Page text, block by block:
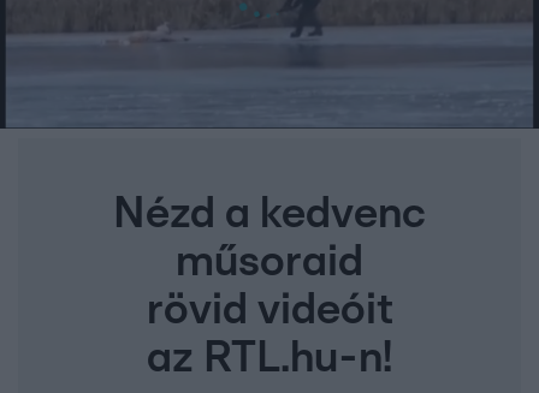
Nézd a kedvenc
műsoraid
rövid videóit
az RTL.hu-n!